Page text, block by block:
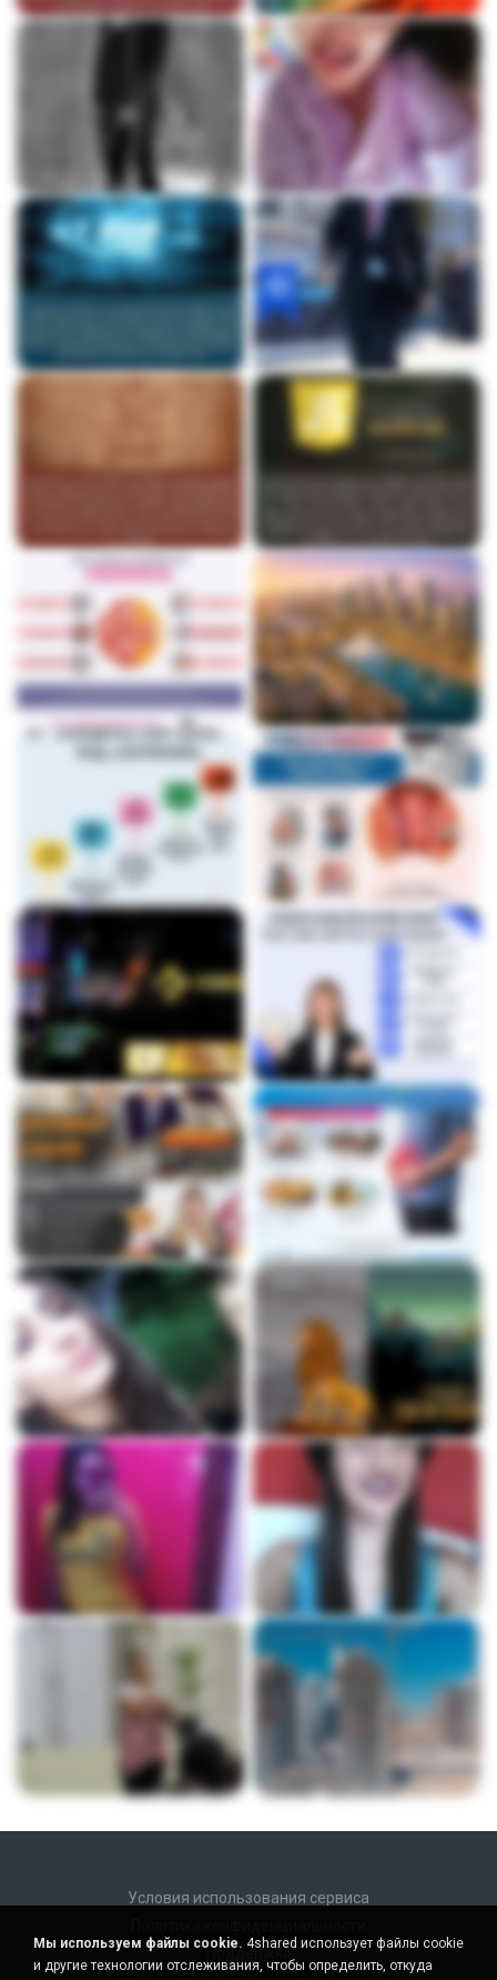
Условия использования сервиса
Поддержка
Мы используем файлы cookie. 4shared использует файлы cookie
и другие технологии отслеживания, чтобы определить, откуда